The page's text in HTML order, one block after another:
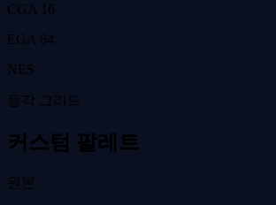
CGA 16
EGA 64
NES
등각 그리드
커스텀 팔레트
원본